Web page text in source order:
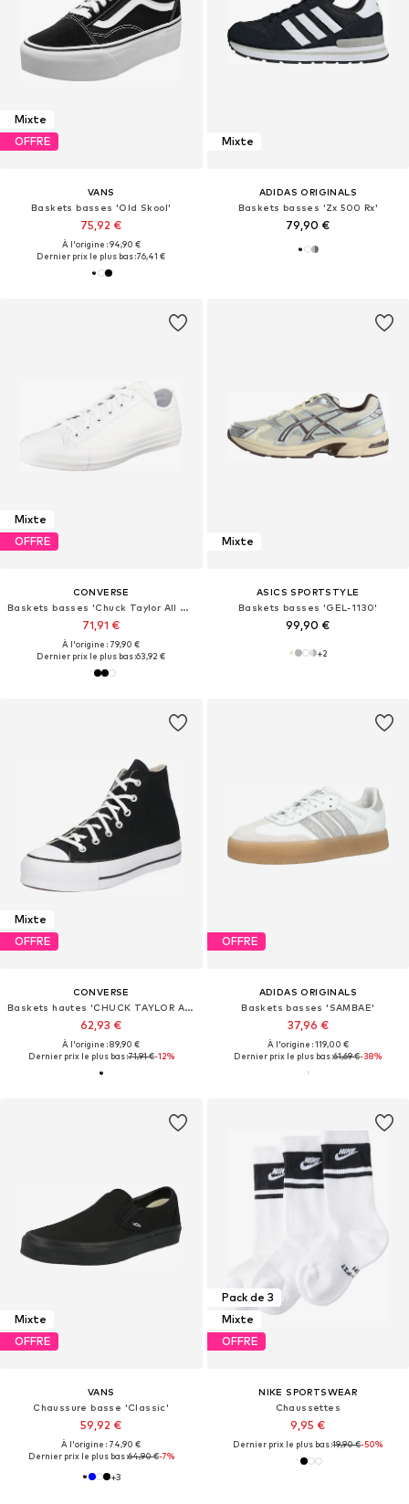
Mixte
OFFRE
VANS
Baskets basses 'Old Skool'
75,92 €
À l'origine : 94,90 €
Dernier prix le plus bas :76,41 €
Mixte
ADIDAS ORIGINALS
Baskets basses 'Zx 500 Rx'
79,90 €
Mixte
OFFRE
CONVERSE
Baskets basses 'Chuck Taylor All Star Leather'
71,91 €
À l'origine : 79,90 €
Dernier prix le plus bas :63,92 €
Mixte
ASICS SPORTSTYLE
Baskets basses 'GEL-1130'
99,90 €
+2
Mixte
OFFRE
CONVERSE
Baskets hautes 'CHUCK TAYLOR ALL STAR LIFT PLATFORM WIDE WIDTH'
62,93 €
À l'origine : 89,90 €
Dernier prix le plus bas :71,91 €-12%
OFFRE
ADIDAS ORIGINALS
Baskets basses 'SAMBAE'
37,96 €
À l'origine : 119,00 €
Dernier prix le plus bas :61,69 €-38%
Mixte
OFFRE
VANS
Chaussure basse 'Classic'
59,92 €
À l'origine : 74,90 €
Dernier prix le plus bas :64,90 €-7%
+3
Pack de 3
Mixte
OFFRE
NIKE SPORTSWEAR
Chaussettes
9,95 €
Dernier prix le plus bas :19,90 €-50%